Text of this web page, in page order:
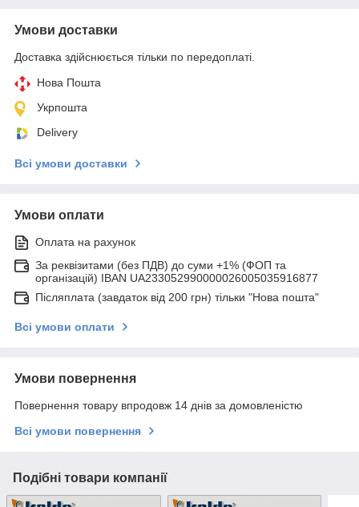
Умови доставки
Доставка здійснюється тільки по передоплаті.
Нова Пошта
Укрпошта
Delivery
Всі умови доставки
Умови оплати
Оплата на рахунок
За реквізитами (без ПДВ) до суми +1% (ФОП та
організацій) IBAN UA233052990000026005035916877
Післяплата (завдаток від 200 грн) тільки "Нова пошта"
Всі умови оплати
Умови повернення
Повернення товару впродовж 14 днів за домовленістю
Всі умови повернення
Подібні товари компанії